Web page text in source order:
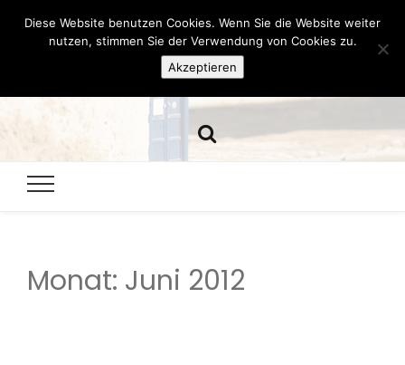
Hazamelistan
Monat: Juni 2012
Diese Website benutzen Cookies. Wenn Sie die Website weiter
nutzen, stimmen Sie der Verwendung von Cookies zu.
Akzeptieren